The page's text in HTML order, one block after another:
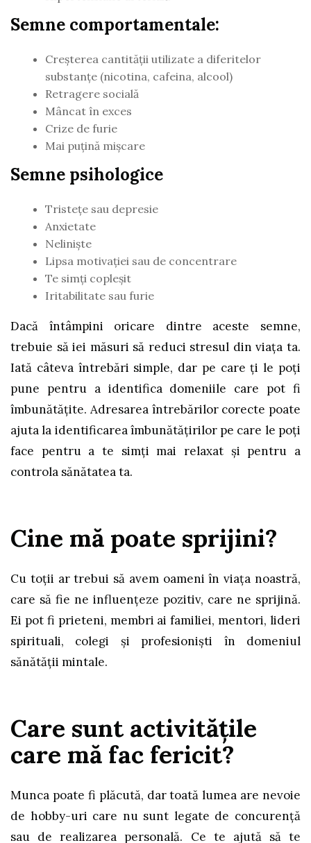
Semne comportamentale:
Creşterea cantităţii utilizate a diferitelor
substanţe (nicotina, cafeina, alcool)
Retragere socială
Mâncat în exces
Crize de furie
Mai puţină mişcare
Semne psihologice
Tristeţe sau depresie
Anxietate
Nelinişte
Lipsa motivaţiei sau de concentrare
Te simţi copleşit
Iritabilitate sau furie
Dacă întâmpini oricare dintre aceste semne,
trebuie să iei măsuri să reduci stresul din viaţa ta.
Iată câteva întrebări simple, dar pe care ţi le poţi
pune pentru a identifica domeniile care pot fi
îmbunătăţite. Adresarea întrebărilor corecte poate
ajuta la identificarea îmbunătățirilor pe care le poţi
face pentru a te simți mai relaxat și pentru a
controla sănătatea ta.
Cine mă poate sprijini?
Cu toţii ar trebui să avem oameni în viața noastră,
care să fie ne influențeze pozitiv, care ne sprijină.
Ei pot fi prieteni, membri ai familiei, mentori, lideri
spirituali, colegi și profesioniști în domeniul
sănătății mintale.
Care sunt activităţile
care mă fac fericit?
Munca poate fi plăcută, dar toată lumea are nevoie
de hobby-uri care nu sunt legate de concurență
sau de realizarea personală. Ce te ajută să te